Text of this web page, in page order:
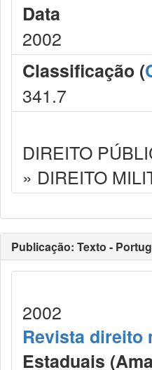
Data
2002
Classificação (
341.7
DIREITO
» DIREITO
Publicação: Texto -
2002
Revista direito
Estaduais